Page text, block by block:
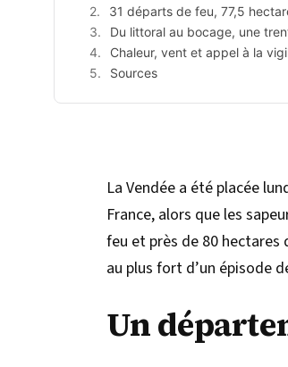
31 départs de feu, 77,5
Du littoral au bocage, une
Chaleur, vent et appel à la
Sources
La Vendée a été placée
France, alors que les
feu et près de 80 hectares
au plus fort d’un épisode
Un